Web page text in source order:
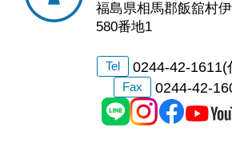
福島県相馬郡飯舘村
580番地1
Tel 0244-42-1611(
Fax 0244-42-